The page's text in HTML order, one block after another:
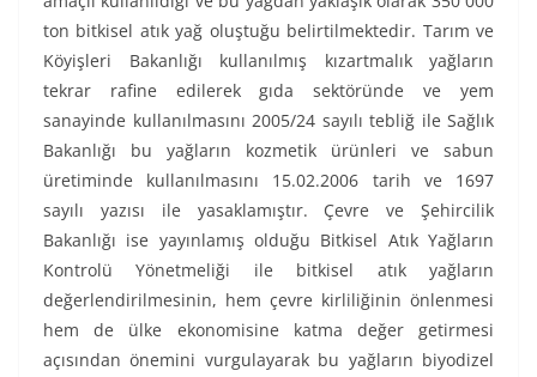
ton bitkisel atık yağ oluştuğu belirtilmektedir. Tarım ve
Köyişleri Bakanlığı kullanılmış kızartmalık yağların
tekrar rafine edilerek gıda sektöründe ve yem
sanayinde kullanılmasını 2005/24 sayılı tebliğ ile Sağlık
Bakanlığı bu yağların kozmetik ürünleri ve sabun
üretiminde kullanılmasını 15.02.2006 tarih ve 1697
sayılı yazısı ile yasaklamıştır. Çevre ve Şehircilik
Bakanlığı ise yayınlamış olduğu Bitkisel Atık Yağların
Kontrolü Yönetmeliği ile bitkisel atık yağların
değerlendirilmesinin, hem çevre kirliliğinin önlenmesi
hem de ülke ekonomisine katma değer getirmesi
açısından önemini vurgulayarak bu yağların biyodizel